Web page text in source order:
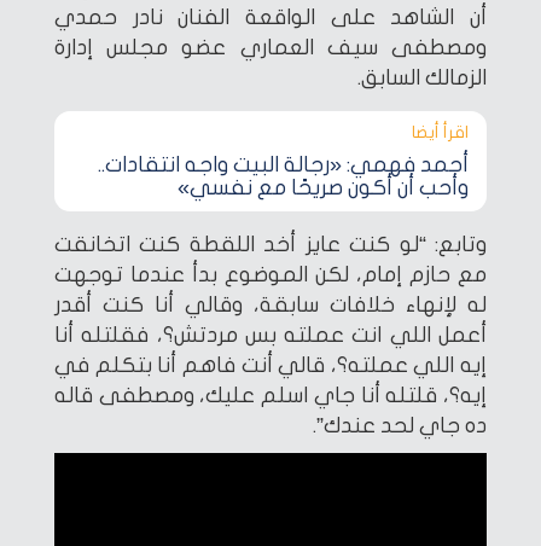
أن الشاهد على الواقعة الفنان نادر حمدي
ومصطفى سيف العماري عضو مجلس إدارة
الزمالك السابق.
اقرأ أيضا‎
أحمد فهمي: «رجالة البيت واجه انتقادات..
وأحب أن أكون صريحًا مع نفسي»
وتابع: “لو كنت عايز أخد اللقطة كنت اتخانقت
مع حازم إمام، لكن الموضوع بدأ عندما توجهت
له لإنهاء خلافات سابقة، وقالي أنا كنت أقدر
أعمل اللي انت عملته بس مردتش؟، فقلتله أنا
إيه اللي عملته؟، قالي أنت فاهم أنا بتكلم في
إيه؟، قلتله أنا جاي اسلم عليك، ومصطفى قاله
ده جاي لحد عندك”.